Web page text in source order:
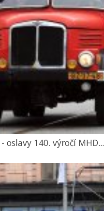
oslavy 140. výročí MHD...